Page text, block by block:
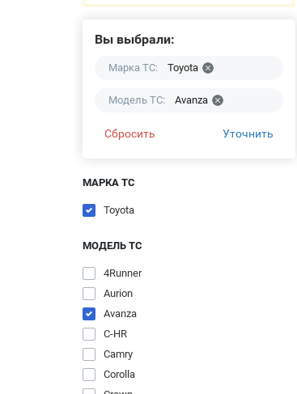
Купить Дверь Toyota RAV 4
Купить Дверь Toyota Land Cruiser
Купить Дверь Toyota Land Cruiser
Купить Дверь Toyota HiAce
Купить Дверь Toyota Crown
Купить Дверь Toyota Camry
Купить Дверь Toyota 4Runner
Купить Дверь Lexus LX-серия
Купить Дверь Lexus GX-серия
Купить Дверь Lexus GS-серия
Купить Дверь Lexus ES-серия
Купить Дверь Chevrolet Spark
Вы выбрали:
Марка ТС: Toyota
Модель ТС: Avanza
Сбросить Уточнить
МАРКА ТС
Toyota
МОДЕЛЬ ТС
4Runner
Aurion
Avanza
C-HR
Camry
Corolla